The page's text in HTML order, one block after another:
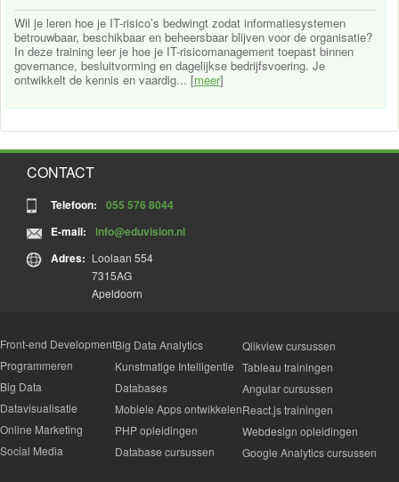
Wil je leren hoe je IT-risico’s bedwingt zodat informatiesystemen
betrouwbaar, beschikbaar en beheersbaar blijven voor de organisatie?
In deze training leer je hoe je IT-risicomanagement toepast binnen
governance, besluitvorming en dagelijkse bedrijfsvoering. Je
ontwikkelt de kennis en vaardig... [meer]
CONTACT
Telefoon:
055 576 8044
E-mail:
info@eduvision.nl
Adres: Loolaan 554
7315AG
Apeldoorn
Front-end Development
Programmeren
Big Data
Datavisualisatie
Online Marketing
Social Media
Big Data Analytics
Kunstmatige Intelligentie
Databases
Mobiele Apps ontwikkelen
PHP opleidingen
Database cursussen
Qlikview cursussen
Tableau trainingen
Angular cursussen
React.js trainingen
Webdesign opleidingen
Google Analytics cursussen